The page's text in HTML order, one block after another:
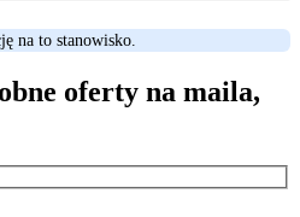
na to stanowisko.
oferty na maila,